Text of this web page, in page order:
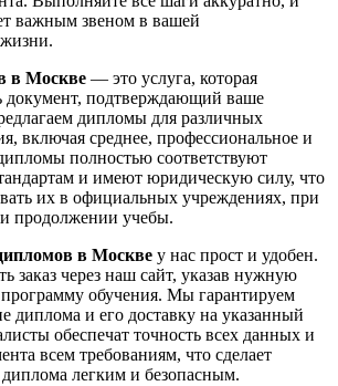
важным звеном в вашей
в Москве — это услуга, которая
документ, подтверждающий ваше
дипломы для различных
включая среднее, профессиональное и
полностью соответствуют
и имеют юридическую силу, что
их в официальных учреждениях, при
продолжении учебы.
в Москве у нас прост и удобен.
заказ через наш сайт, указав нужную
обучения. Мы гарантируем
диплома и его доставку на указанный
обеспечат точность всех данных и
всем требованиям, что сделает
легким и безопасным.